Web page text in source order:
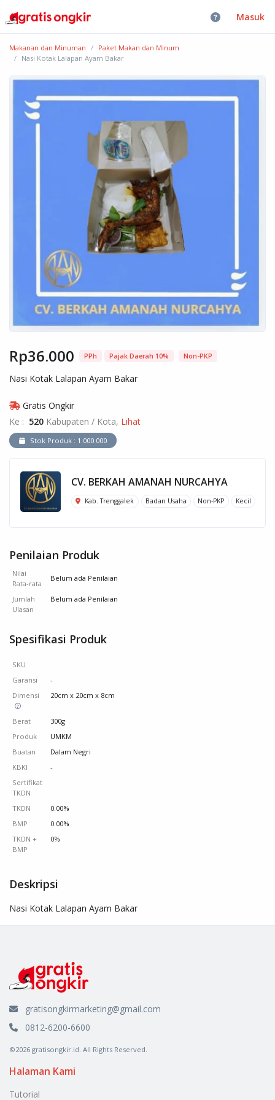
Masuk
Makanan dan Minuman
Paket Makan dan Minum
Nasi Kotak Lalapan Ayam Bakar
Rp36.000 PPh Pajak Daerah 10% Non-PKP
Nasi Kotak Lalapan Ayam Bakar
Gratis Ongkir
Ke : 520 Kabupaten / Kota, Lihat
Stok Produk : 1.000.000
CV. BERKAH AMANAH NURCAHYA
Kab. Trenggalek Badan Usaha Non-PKP Kecil
Penilaian Produk
Nilai
Rata-rata
Belum ada Penilaian
Jumlah
Ulasan
Belum ada Penilaian
Spesifikasi Produk
SKU
Garansi
-
Dimensi
20cm x 20cm x 8cm
Berat
300g
Produk
UMKM
Buatan
Dalam Negri
KBKI
-
Sertifikat
TKDN
TKDN
0.00%
BMP
0.00%
TKDN +
BMP
0%
Deskripsi
Nasi Kotak Lalapan Ayam Bakar
gratisongkirmarketing@gmail.com
0812-6200-6600
©2026 gratisongkir.id. All Rights Reserved.
Halaman Kami
Tutorial